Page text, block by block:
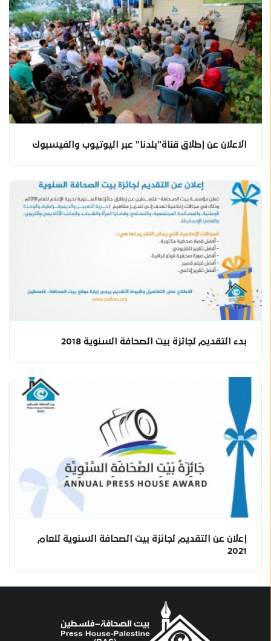
الاعلان عن إطلاق قناة"بلدنا" عبر اليوتيوب والفيسبوك
بدء التقديم لجائزة بيت الصحافة السنوية 2018
إعلان عن التقديم لجائزة بيت الصحافة السنوية للعام
2021